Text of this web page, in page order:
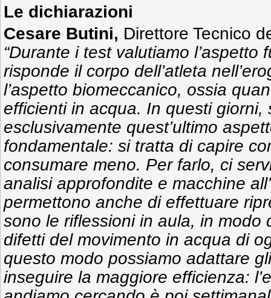
Le dichiarazioni
Cesare Butini, Direttore Tecnico
“Durante i test valutiamo l’aspetto
risponde il corpo dell’atleta
l’aspetto biomeccanico, ossia
efficienti in acqua. In questi giorni,
esclusivamente quest’ultimo
fondamentale: si tratta di capire
consumare meno. Per farlo, ci
analisi approfondite e macchine
permettono anche di effettuare
sono le riflessioni in aula, in modo
difetti del movimento in acqua di
questo modo possiamo adattare
inseguire la maggiore efficienza: